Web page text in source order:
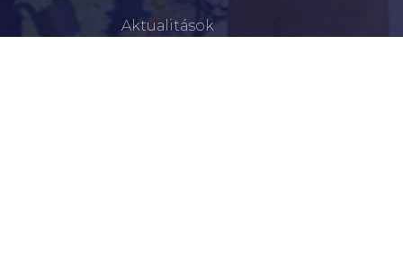
Aktualitások